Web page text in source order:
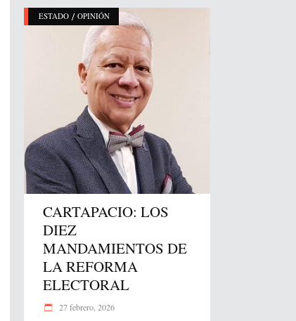
ESTADO / OPINIÓN
CARTAPACIO: LOS
DIEZ
MANDAMIENTOS DE
LA REFORMA
ELECTORAL
27 febrero, 2026